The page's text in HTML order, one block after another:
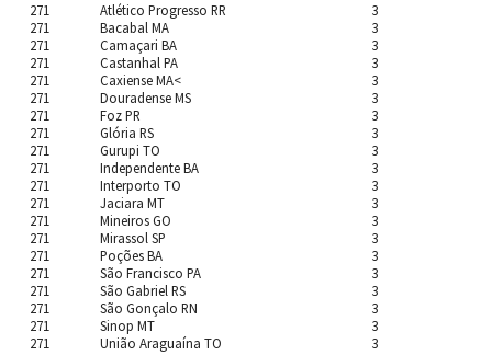
271
271
271
271
271
271
271
271
271
271
271
271
271
271
271
271
271
271
271
271
Atlético Progresso RR
Bacabal MA
Camaçari BA
Castanhal PA
Caxiense MA<
Douradense MS
Foz PR
Glória RS
Gurupi TO
Independente BA
Interporto TO
Jaciara MT
Mineiros GO
Mirassol SP
Poções BA
São Francisco PA
São Gabriel RS
São Gonçalo RN
Sinop MT
União Araguaína TO
3
3
3
3
3
3
3
3
3
3
3
3
3
3
3
3
3
3
3
3